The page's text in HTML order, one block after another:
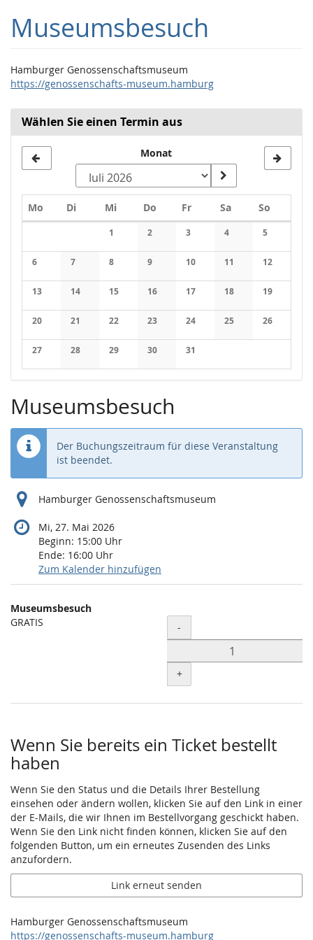
Haupt-
Inhalt
Museumsbesuch
Hamburger Genossenschaftsmuseum
https://genossenschafts-museum.hamburg
Wählen Sie einen Termin aus
Monat
Mo Montag
DiDienstag
MiMittwoch
Do Donnerstag
FrFreitagSaSamstag
So
1
Keine Veranstaltungen
2
Keine Veranstaltungen
3
Keine Veranstaltungen
4
Keine
5
Keine
6
Keine Veranstaltungen
7
Keine Veranstaltungen
8
Keine Veranstaltungen
9
Keine Veranstaltungen
10
Keine Veranstaltungen
11
Keine
12
Keine
13
Keine Veranstaltungen
14
Keine Veranstaltungen
15
Keine Veranstaltungen
16
Keine Veranstaltungen
17
Keine Veranstaltungen
18
Keine
19
Keine
20
Keine Veranstaltungen
21
Keine Veranstaltungen
22
Keine Veranstaltungen
23
Keine Veranstaltungen
24
Keine Veranstaltungen
25
Keine
26
Keine
27
Keine Veranstaltungen
28
Keine Veranstaltungen
29
Keine Veranstaltungen
30
Keine Veranstaltungen
31
Keine Veranstaltungen
Museumsbesuch
Der Buchungszeitraum für diese Veranstaltung
ist beendet.
Hamburger Genossenschaftsmuseum
Mi, 27. Mai 2026
Beginn: 15:00 Uhr
Ende: 16:00 Uhr
Zum Kalender hinzufügen
Produkte
Unkategorisierte
Museumsbesuch
GRATIS
Menge
-
+
Wenn Sie bereits ein Ticket bestellt
haben
Wenn Sie den Status und die Details Ihrer Bestellung
einsehen oder ändern wollen, klicken Sie auf den Link in einer
der E-Mails, die wir Ihnen im Bestellvorgang geschickt haben.
Wenn Sie den Link nicht finden können, klicken Sie auf den
folgenden Button, um ein erneutes Zusenden des Links
anzufordern.
Link erneut senden
Hamburger Genossenschaftsmuseum
https://genossenschafts-museum.hamburg